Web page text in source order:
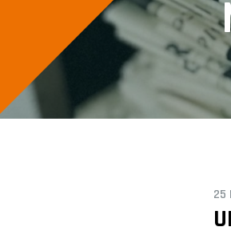
25